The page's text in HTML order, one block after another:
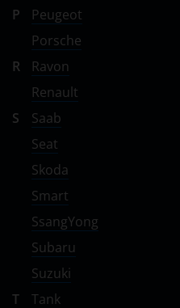
P
Peugeot
Porsche
R
Ravon
Renault
S
Saab
Seat
Skoda
Smart
SsangYong
Subaru
Suzuki
T
Tank